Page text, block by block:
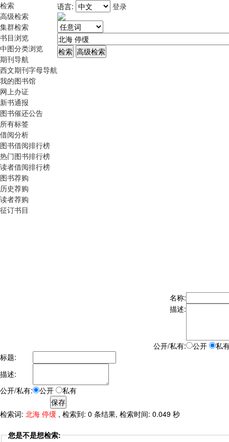
检索
高级检索
集群检索
书目浏览
中图分类浏览
期刊导航
西文期刊字母导航
我的图书馆
网上办证
新书通报
图书催还公告
所有标签
借阅分析
图书借阅排行榜
热门图书排行榜
读者借阅排行榜
图书荐购
历史荐购
读者荐购
征订书目
语言: 登录
名称:
描述:
公开/私有: 公开
私
标题:
描述:
公开/私有:
公开 私有
检索词: 北海 停缓 , 检索到: 0 条结果, 检索时间: 0.049 秒
您是不是想检索: